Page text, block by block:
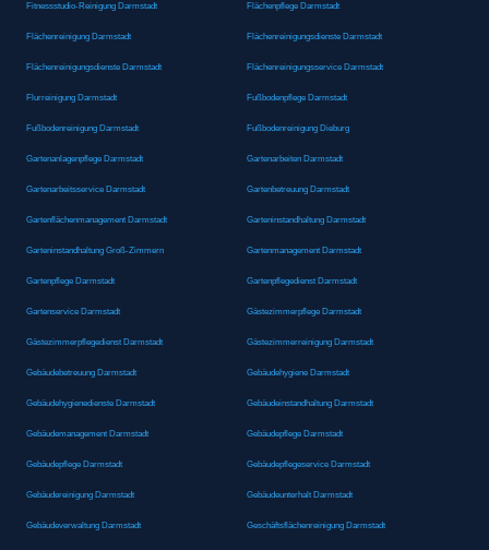
Fitnessstudio-Reinigung Darmstadt Flächenpflege Darmstadt
Flächenreinigung Darmstadt Flächenreinigungsdienste Darmstadt
Flächenreinigungsdienste Darmstadt Flächenreinigungsservice Darmstadt
Flurreinigung Darmstadt Fußbodenpflege Darmstadt
Fußbodenreinigung Darmstadt Fußbodenreinigung Dieburg
Gartenanlagenpflege Darmstadt Gartenarbeiten Darmstadt
Gartenarbeitsservice Darmstadt Gartenbetreuung Darmstadt
Gartenflächenmanagement Darmstadt Garteninstandhaltung Darmstadt
Garteninstandhaltung Groß-Zimmern Gartenmanagement Darmstadt
Gartenpflege Darmstadt Gartenpflegedienst Darmstadt
Gartenservice Darmstadt Gästezimmerpflege Darmstadt
Gästezimmerpflegedienst Darmstadt Gästezimmerreinigung Darmstadt
Gebäudebetreuung Darmstadt Gebäudehygiene Darmstadt
Gebäudehygienedienste Darmstadt Gebäudeinstandhaltung Darmstadt
Gebäudemanagement Darmstadt Gebäudepflege Darmstadt
Gebäudepflege Darmstadt Gebäudepflegeservice Darmstadt
Gebäudereinigung Darmstadt Gebäudeunterhalt Darmstadt
Gebäudeverwaltung Darmstadt Geschäftsflächenreinigung Darmstadt